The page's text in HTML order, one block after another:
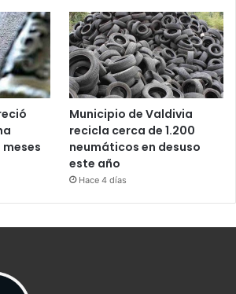
Municipio de Valdivia
recicla cerca de 1.200
neumáticos en desuso
este año
Hace 4 días